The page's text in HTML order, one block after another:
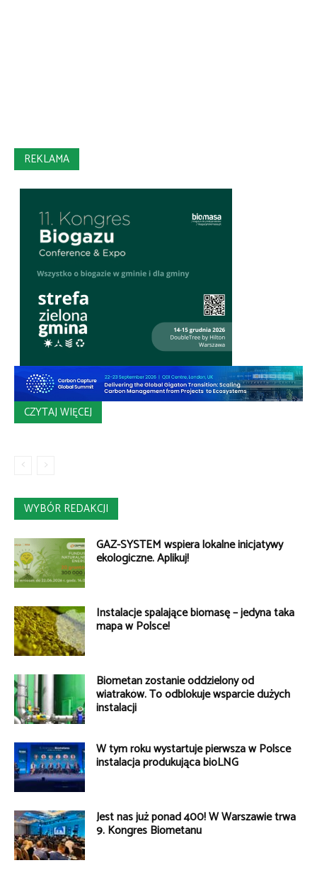
REKLAMA
CZYTAJ WIĘCEJ
WYBÓR REDAKCJI
GAZ-SYSTEM wspiera lokalne inicjatywy
ekologiczne. Aplikuj!
Instalacje spalające biomasę – jedyna taka
mapa w Polsce!
Biometan zostanie oddzielony od
wiatraków. To odblokuje wsparcie dużych
instalacji
W tym roku wystartuje pierwsza w Polsce
instalacja produkująca bioLNG
Jest nas już ponad 400! W Warszawie trwa
9. Kongres Biometanu